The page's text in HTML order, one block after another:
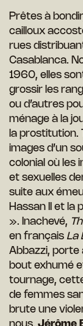
Prêtes à
cailloux
rues
Casablanca.
1960, elles
grossir les
ou d’autres
ménage à la
la prostitution.
images d’un
colonial où les
et sexuelles
suite aux
Hassan II et la
». Inachevé,
en français La
Abbazzi, porte
bout exhumé
tournage,
de femmes
brute une